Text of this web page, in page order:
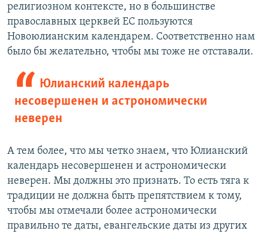
религиозном контексте, но в большинстве
православных церквей ЕС пользуются
Новоюлианским календарем. Соответственно нам
было бы желательно, чтобы мы тоже не отставали.
Юлианский календарь
несовершенен и астрономически
неверен
А тем более, что мы четко знаем, что Юлианский
календарь несовершенен и астрономически
неверен. Мы должны это признать. То есть тяга к
традиции не должна быть препятствием к тому,
чтобы мы отмечали более астрономически
правильно те даты, евангельские даты из других